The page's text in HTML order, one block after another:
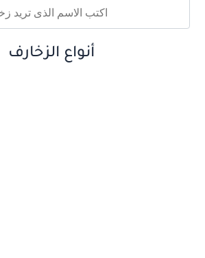
أنواع الزخارف